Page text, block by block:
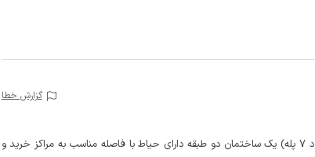
گزارش خطا
این منزل دو خوابه در طبقه زیر همکف (با دسترسی حدود 7 پله) یک ساختمان دو طبقه دارای حیاط با فاصله مناسب به مراکز خرید و